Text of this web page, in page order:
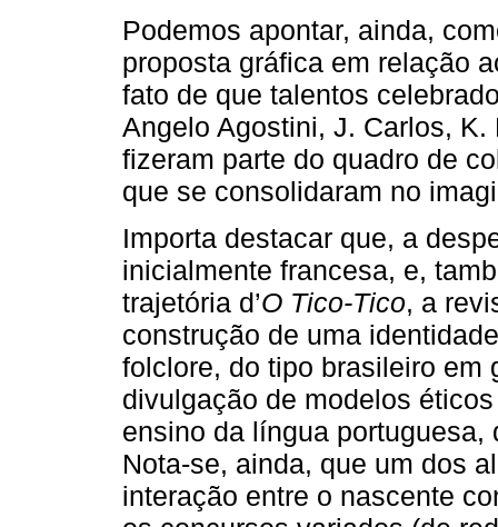
Podemos apontar, ainda,
proposta gráfica em relação
fato de que talentos
Angelo Agostini, J. Carlos,
fizeram parte do quadro de
que se consolidaram no
Importa destacar que, a
inicialmente francesa, e,
trajetória d’O Tico-Tico, a
construção de uma
folclore, do tipo brasileiro em
divulgação de modelos
ensino da língua
Nota-se, ainda, que um dos
interação entre o nascente